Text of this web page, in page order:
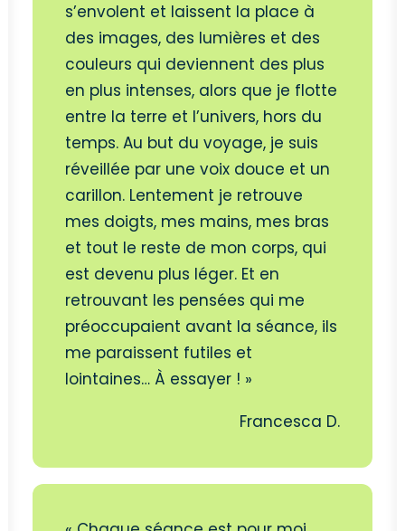
s’envolent et laissent la place à
des images, des lumières et des
couleurs qui deviennent des plus
en plus intenses, alors que je flotte
entre la terre et l’univers, hors du
temps. Au but du voyage, je suis
réveillée par une voix douce et un
carillon. Lentement je retrouve
mes doigts, mes mains, mes bras
et tout le reste de mon corps, qui
est devenu plus léger. Et en
retrouvant les pensées qui me
préoccupaient avant la séance, ils
me paraissent futiles et
lointaines… À essayer ! »
Francesca D.